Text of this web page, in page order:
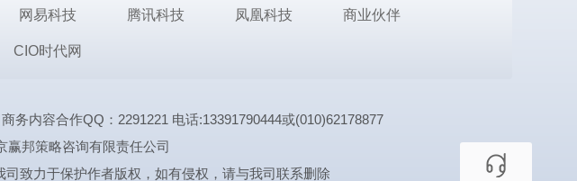
网易科技 腾讯科技 凤凰科技 商业伙伴
CIO时代网
内容合作QQ：2291221 电话:13391790444或(010)62178877
赢邦策略咨询有限责任公司
致力于保护作者版权，如有侵权，请与我司联系删除